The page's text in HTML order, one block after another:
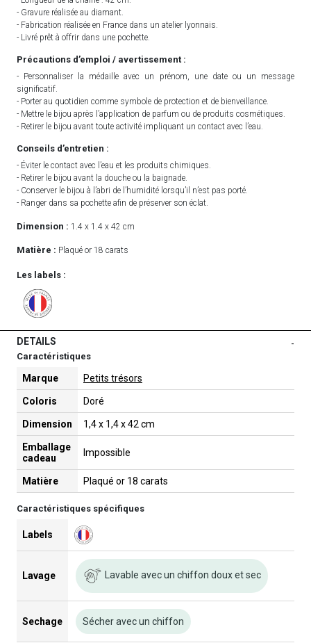
- Gravure réalisée au diamant.
- Fabrication réalisée en France dans un atelier lyonnais.
- Livré prêt à offrir dans une pochette.
Précautions d’emploi / avertissement :
- Personnaliser la médaille avec un prénom, une date ou un message
significatif.
- Porter au quotidien comme symbole de protection et de bienveillance.
- Mettre le bijou après l’application de parfum ou de produits cosmétiques.
- Retirer le bijou avant toute activité impliquant un contact avec l’eau.
Conseils d’entretien :
- Éviter le contact avec l’eau et les produits chimiques.
- Retirer le bijou avant la douche ou la baignade.
- Conserver le bijou à l’abri de l’humidité lorsqu’il n’est pas porté.
- Ranger dans sa pochette afin de préserver son éclat.
Dimension : 1.4 x 1.4 x 42 cm
Matière : Plaqué or 18 carats
Les labels :
DETAILS -
Caractéristiques
Marque Petits trésors
Coloris Doré
Dimension 1,4 x 1,4 x 42 cm
Emballage
cadeau
Impossible
Matière Plaqué or 18 carats
Caractéristiques spécifiques
Labels
Lavage Lavable avec un chiffon doux et sec
Sechage Sécher avec un chiffon